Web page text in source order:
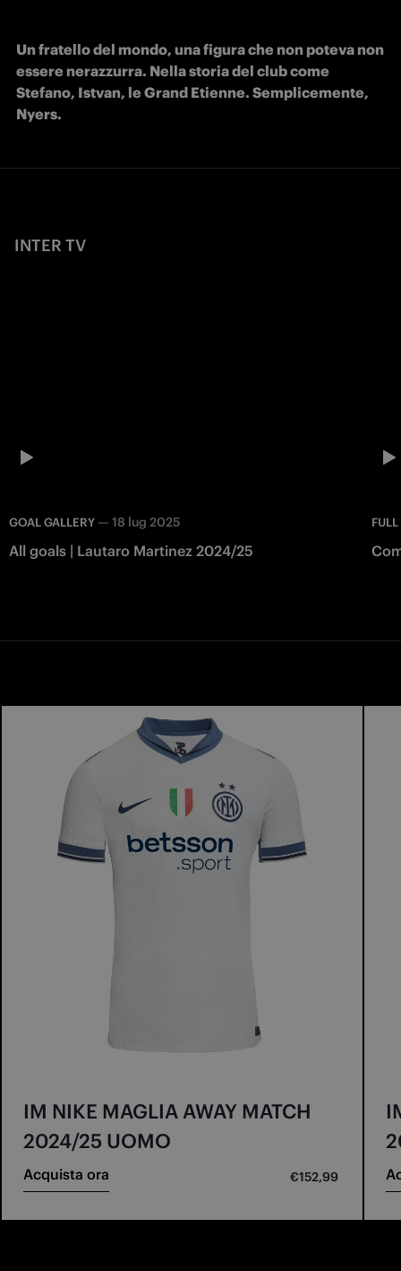
Un fratello del mondo, una figura che non poteva non
essere nerazzurra. Nella storia del club come
Stefano, Istvan, le Grand Etienne. Semplicemente,
Nyers.
INTER TV
GOAL GALLERY — 18 lug 2025
All goals | Lautaro Martinez 2024/25
IM NIKE MAGLIA AWAY MATCH
2024/25 UOMO
Acquista ora €152,99